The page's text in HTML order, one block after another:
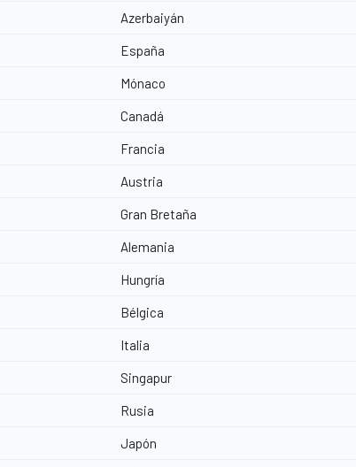
Azerbaiyán
España
Mónaco
Canadá
Francia
Austria
Gran Bretaña
Alemania
Hungría
Bélgica
Italia
Singapur
Rusia
Japón